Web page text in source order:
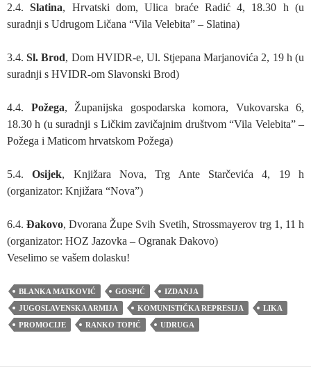
2.4.Slatina, Hrvatski dom, Ulica braće Radić 4, 18.30 h (u
suradnji s Udrugom Ličana “Vila Velebita” – Slatina)
3.4.Sl. Brod, Dom HVIDR-e, Ul. Stjepana Marjanovića 2, 19 h (u
suradnji s HVIDR-om Slavonski Brod)
4.4. Požega, Županijska gospodarska komora, Vukovarska 6,
18.30 h (u suradnji s Ličkim zavičajnim društvom “Vila Velebita” –
Požega i Maticom hrvatskom Požega)
5.4.Osijek, Knjižara Nova, Trg Ante Starčevića 4, 19 h
(organizator: Knjižara “Nova”)
6.4.Đakovo, Dvorana Župe Svih Svetih, Strossmayerov trg 1, 11 h
(organizator: HOZ Jazovka – Ogranak Đakovo)
Veselimo se vašem dolasku!
BLANKA MATKOVIĆ GOSPIĆ
IZDANJA
JUGOSLAVENSKA ARMIJA
KOMUNISTIČKA REPRESIJA
LIKA
PROMOCIJE
RANKO TOPIĆ UDRUGA